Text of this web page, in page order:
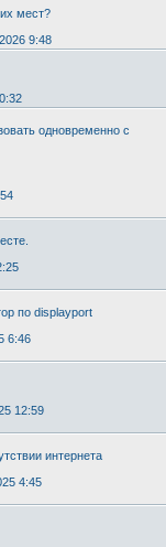
мест?
9:48
одновременно с
по displayport
6:46
12:59
интернета
4:45